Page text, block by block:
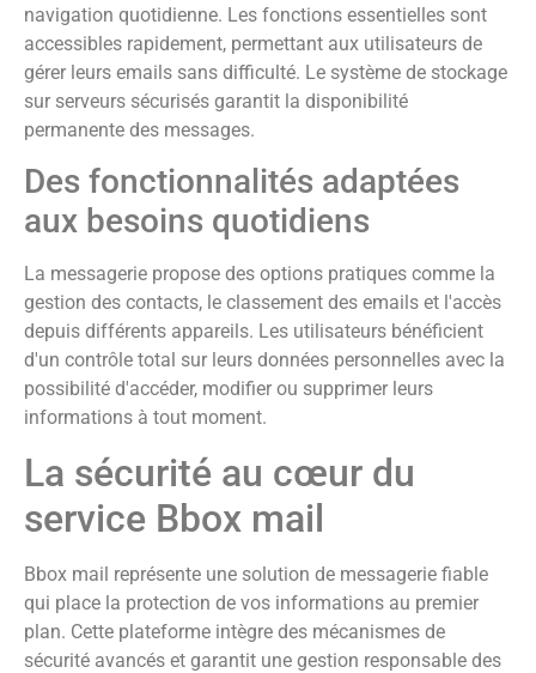
navigation quotidienne. Les fonctions essentielles sont
accessibles rapidement, permettant aux utilisateurs de
gérer leurs emails sans difficulté. Le système de stockage
sur serveurs sécurisés garantit la disponibilité
permanente des messages.
Des fonctionnalités adaptées
aux besoins quotidiens
La messagerie propose des options pratiques comme la
gestion des contacts, le classement des emails et l'accès
depuis différents appareils. Les utilisateurs bénéficient
d'un contrôle total sur leurs données personnelles avec la
possibilité d'accéder, modifier ou supprimer leurs
informations à tout moment.
La sécurité au cœur du
service Bbox mail
Bbox mail représente une solution de messagerie fiable
qui place la protection de vos informations au premier
plan. Cette plateforme intègre des mécanismes de
sécurité avancés et garantit une gestion responsable des